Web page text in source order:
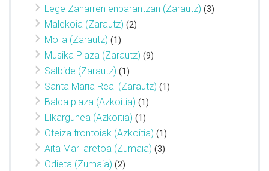
Lege Zaharren enparantzan (Zarautz) (3)
Malekoia (Zarautz) (2)
Moila (Zarautz) (1)
Musika Plaza (Zarautz) (9)
Salbide (Zarautz) (1)
Santa Maria Real (Zarautz) (1)
Balda plaza (Azkoitia) (1)
Elkargunea (Azkoitia) (1)
Oteiza frontoiak (Azkoitia) (1)
Aita Mari aretoa (Zumaia) (3)
Odieta (Zumaia) (2)